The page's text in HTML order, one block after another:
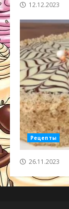
12.12.2023
Рецепты
26.11.2023